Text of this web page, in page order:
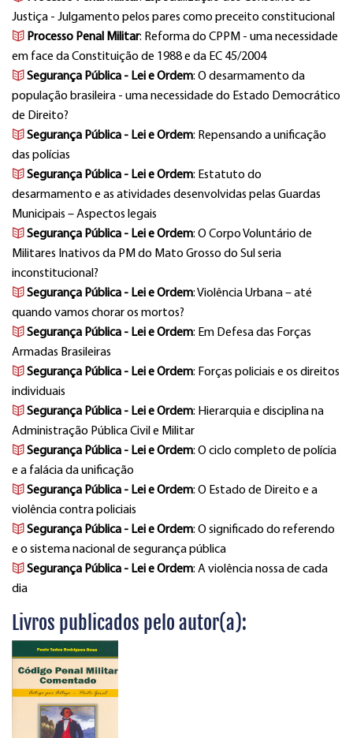
Justiça - Julgamento pelos pares como preceito constitucional
Processo Penal Militar: Reforma do CPPM - uma necessidade
em face da Constituição de 1988 e da EC 45/2004
Segurança Pública - Lei e Ordem: O desarmamento da
população brasileira - uma necessidade do Estado Democrático
de Direito?
Segurança Pública - Lei e Ordem: Repensando a unificação
das polícias
Segurança Pública - Lei e Ordem: Estatuto do
desarmamento e as atividades desenvolvidas pelas Guardas
Municipais – Aspectos legais
Segurança Pública - Lei e Ordem: O Corpo Voluntário de
Militares Inativos da PM do Mato Grosso do Sul seria
inconstitucional?
Segurança Pública - Lei e Ordem: Violência Urbana – até
quando vamos chorar os mortos?
Segurança Pública - Lei e Ordem: Em Defesa das Forças
Armadas Brasileiras
Segurança Pública - Lei e Ordem: Forças policiais e os direitos
individuais
Segurança Pública - Lei e Ordem: Hierarquia e disciplina na
Administração Pública Civil e Militar
Segurança Pública - Lei e Ordem: O ciclo completo de polícia
e a falácia da unificação
Segurança Pública - Lei e Ordem: O Estado de Direito e a
violência contra policiais
Segurança Pública - Lei e Ordem: O significado do referendo
e o sistema nacional de segurança pública
Segurança Pública - Lei e Ordem: A violência nossa de cada
dia
Livros publicados pelo autor(a):